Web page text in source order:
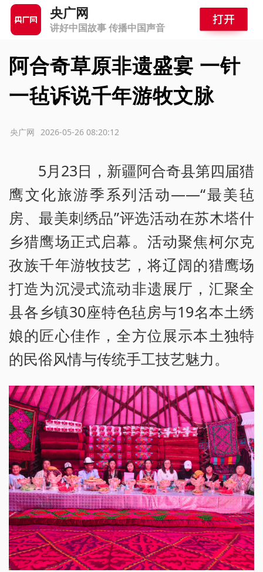
央广网
讲好中国故事 传播中国声音
阿合奇草原非遗盛宴 一针
一毡诉说千年游牧文脉
2026-05-26 08:20:12
央广网
5月23日，新疆阿合奇县第四届猎
鹰文化旅游季系列活动——“最美毡
房、最美刺绣品”评选活动在苏木塔什
乡猎鹰场正式启幕。活动聚焦柯尔克
孜族千年游牧技艺，将辽阔的猎鹰场
打造为沉浸式流动非遗展厅，汇聚全
县各乡镇30座特色毡房与19名本土绣
娘的匠心佳作，全方位展示本土独特
的民俗风情与传统手工技艺魅力。